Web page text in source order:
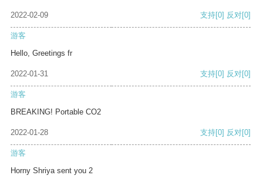
2022-02-09 支持[0] 反对[0]
游客
Hello, Greetings fr
2022-01-31 支持[0] 反对[0]
游客
BREAKING! Portable CO2
2022-01-28 支持[0] 反对[0]
游客
Horny Shriya sent you 2